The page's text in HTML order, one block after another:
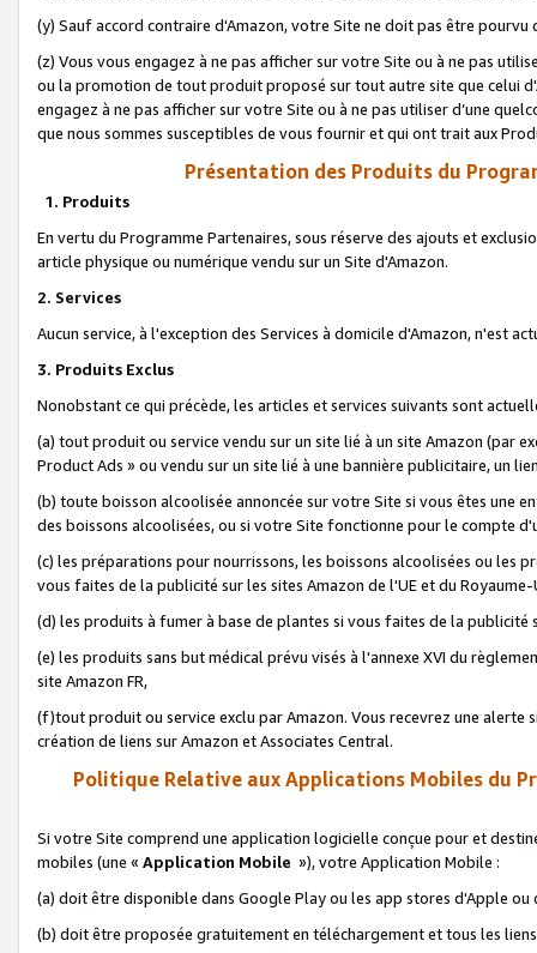
(y) Sauf accord contraire d'Amazon, votre Site ne doit pas être
(z) Vous vous engagez à ne pas afficher sur votre Site ou à ne pas
ou la promotion de tout produit proposé sur tout autre site que celui
engagez à ne pas afficher sur votre Site ou à ne pas utiliser d’une
que nous sommes susceptibles de vous fournir et qui ont trait aux
Présentation des Produits du
1. Produits
En vertu du Programme Partenaires, sous réserve des ajouts et
article physique ou numérique vendu sur un Site d'Amazon.
2. Services
Aucun service, à l'exception des Services à domicile d'Amazon, n'est
3. Produits Exclus
Nonobstant ce qui précède, les articles et services suivants sont
(a) tout produit ou service vendu sur un site lié à un site Amazon (par
Product Ads » ou vendu sur un site lié à une bannière publicitaire, un
(b) toute boisson alcoolisée annoncée sur votre Site si vous êtes une
des boissons alcoolisées, ou si votre Site fonctionne pour le compte
(c) les préparations pour nourrissons, les boissons alcoolisées ou les
vous faites de la publicité sur les sites Amazon de l'UE et du Royaume-
(d) les produits à fumer à base de plantes si vous faites de la publicité
(e) les produits sans but médical prévu visés à l'annexe XVI du
site Amazon FR,
(f)tout produit ou service exclu par Amazon. Vous recevrez une alerte
création de liens sur Amazon et Associates Central.
Politique Relative aux Applications Mobiles du
Si votre Site comprend une application logicielle conçue pour et
mobiles (une « Application Mobile »), votre Application Mobile :
(a) doit être disponible dans Google Play ou les app stores d'Apple ou
(b) doit être proposée gratuitement en téléchargement et tous les